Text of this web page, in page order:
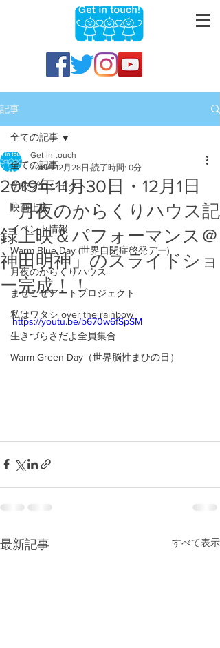
記事
全ての記事
学校プロジェクト
映画上映
イベント情報
Warm Blue Day (世界自閉症啓発デー)
月夜のからくりハウス
まぜこぜアートプロジェクト
私はワタシ over the rainbow
生きづらさだよ全員集合
Warm Green Day（世界脳性まひの日）
全ての記事
2019年11月30日・12月1日
「月夜のからくりハウス記
録上映＆パフォーマンス＠
神田明神」のスライドショ
ー完成！！
Get in touch
2019年12月28日 読了時間: 0分
https://youtu.be/b670w6fSpSM
最新記事 すべて表示